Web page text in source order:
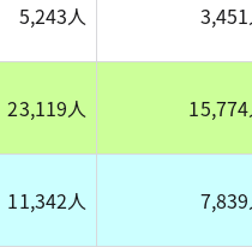
5,243人
23,119人
11,342人